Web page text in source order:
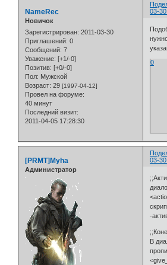
03-
NameRec
Новичок
Зарегистрирован: 2011-03-30
Приглашений: 0
Сообщений: 7
Уважение: [+1/-0]
Позитив: [+0/-0]
Пол: Мужской
Возраст: 29 [1997-04-12]
Провел на форуме:
40 минут
Последний визит:
2011-04-05 17:28:30
0
03-
[PRMT]Myha
Администратор
-
В